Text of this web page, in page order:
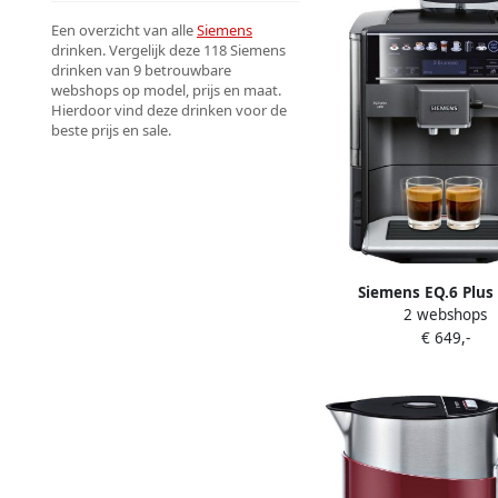
Een overzicht van alleSiemens
drinken. Vergelijk deze 118 Siemens
drinken van 9 betrouwbare
webshops op model, prijs en maat.
Hierdoor vind deze drinken voor de
beste prijs en sale.
Siemens EQ.6 Plus
Volautomatische
autoMilk Clean-
2 webshops
€ 649,-